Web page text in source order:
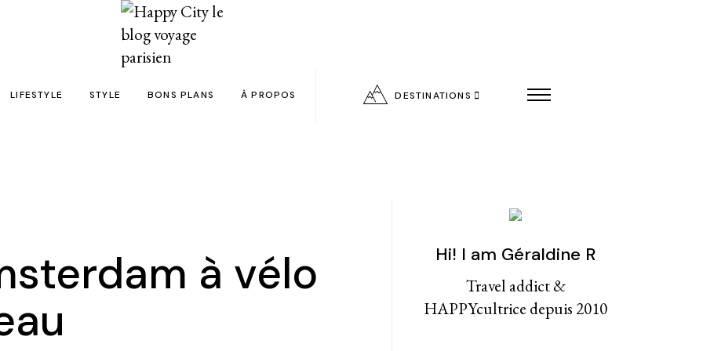
en 24h chrono
filles
LIFESTYLE
Livres
Kids
STYLE
Tattoos
BONS PLANS À PROPOS
Politique de confidentialité
DESTINATIONS
à vélo
Hi! I am Géraldine R
Travel addict &
HAPPYcultrice depuis 2010